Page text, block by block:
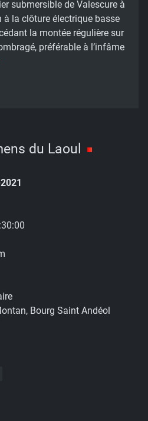
submersible de Valescure à
la clôture électrique basse
la montée régulière sur
préférable à l’infâme
du Laoul
Bourg Saint Andéol